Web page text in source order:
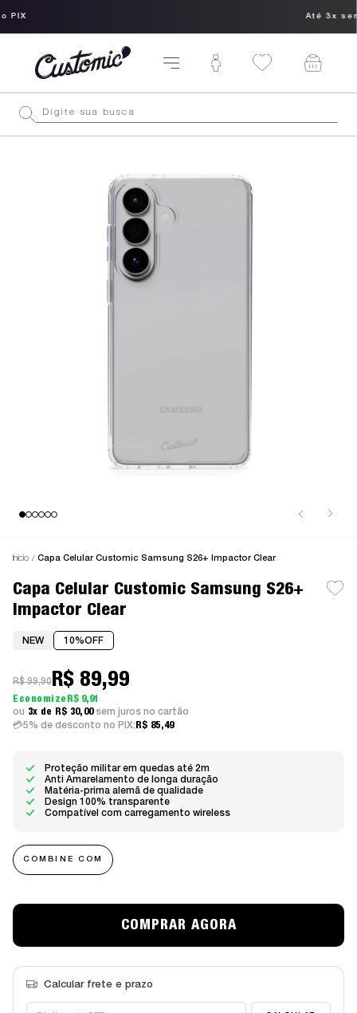
Início Capa Celular Customic Samsung S26+ Impactor Clear
Capa Celular Customic Samsung S26+
Impactor Clear
NEW 10%OFF
5% de desconto no PIX: R$ 85,49
R$ 99,90R$ 89,99
R$ 9,91
3x
R$ 30,00 sem juros
Proteção militar em quedas até 2m
Anti Amarelamento de longa duração
Matéria-prima alemã de qualidade
Design 100% transparente
Compatível com carregamento wireless
COMBINE COM